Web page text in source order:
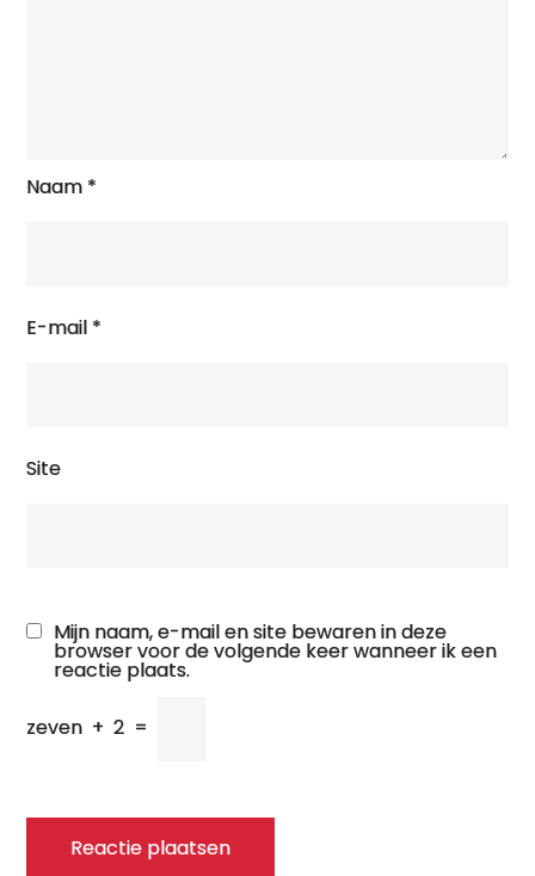
Naam *
E-mail *
Site
Mijn naam, e-mail en site bewaren in deze
browser voor de volgende keer wanneer ik een
reactie plaats.
zeven + 2 =